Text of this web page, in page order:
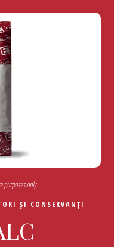
purposes only
ŞI CONSERVANŢI